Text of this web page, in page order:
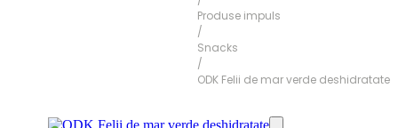
Produse impuls
/
Snacks
/
ODK Felii de mar verde deshidratate